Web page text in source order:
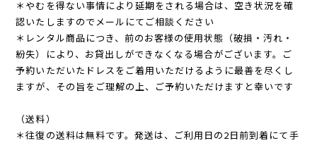
＊やむを得ない事情により延期をされる場合は、空き状況を確
認いたしますのでメールにてご相談ください
＊レンタル商品につき、前のお客様の使用状態（破損・汚れ・
紛失）により、お貸出しができなくなる場合がございます。ご
予約いただいたドレスをご着用いただけるように最善を尽くし
ますが、その旨をご理解の上、ご予約いただけますと幸いです
（送料）
＊往復の送料は無料です。発送は、ご利用日の2日前到着にて手